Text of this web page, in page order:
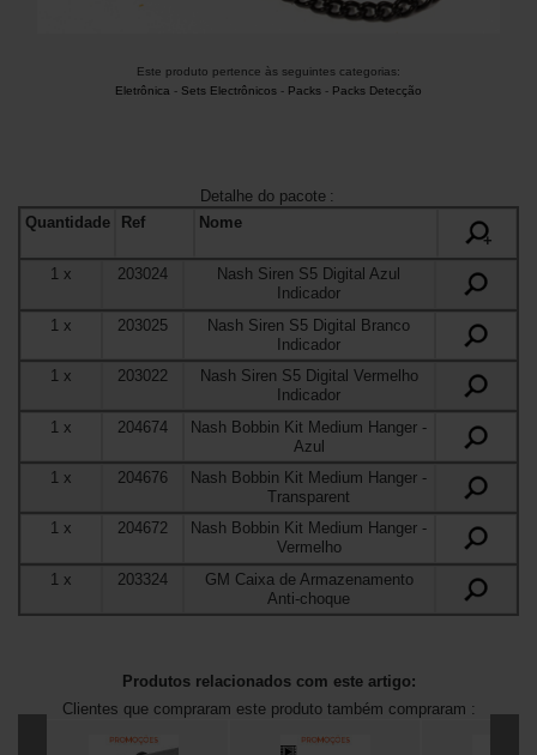
Este produto pertence às seguintes categorias:
Eletrônica - Sets Electrônicos - Packs - Packs Detecção
Detalhe do pacote:
Quantidade
Ref
Nome
+
1x 203024
Nash Siren S5 Digital Azul
Indicador
1 x 203025
Nash Siren S5 Digital Branco
Indicador
1x 203022
Nash Siren S5 Digital Vermelho
Indicador
1 x 204674 Nash Bobbin Kit Medium Hanger -
Azul
1 x 204676 Nash Bobbin Kit Medium Hanger -
Transparent
1x 204672 Nash Bobbin Kit Medium Hanger -
Vermelho
1 x 203324
GM Caixa de Armazenamento
Anti-choque
Produtos relacionados com este artigo:
Clientes que compraram este produto também compraram :